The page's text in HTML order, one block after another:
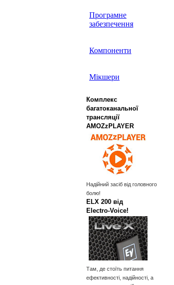
Програмне
забезпечення
Компоненти
Мікшери
Комплекс
багатоканальної
трансляції
AMOZzPLAYER
Надійний засіб від головного
болю!
ELX 200 від
Electro‑Voice!
Там, де стоїть питання
ефективності, надійності, а